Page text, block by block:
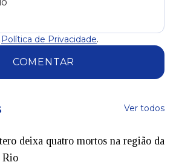
Política de Privacidade.
COMENTAR
Ver todos
deixa quatro mortos na região da
Rio